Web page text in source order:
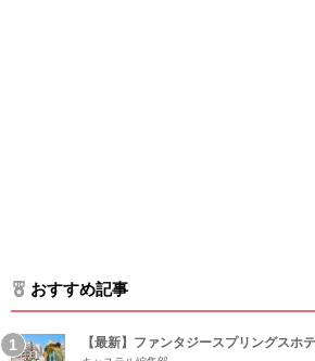
おすすめ記事
【最新】ファンタジースプリングスホ